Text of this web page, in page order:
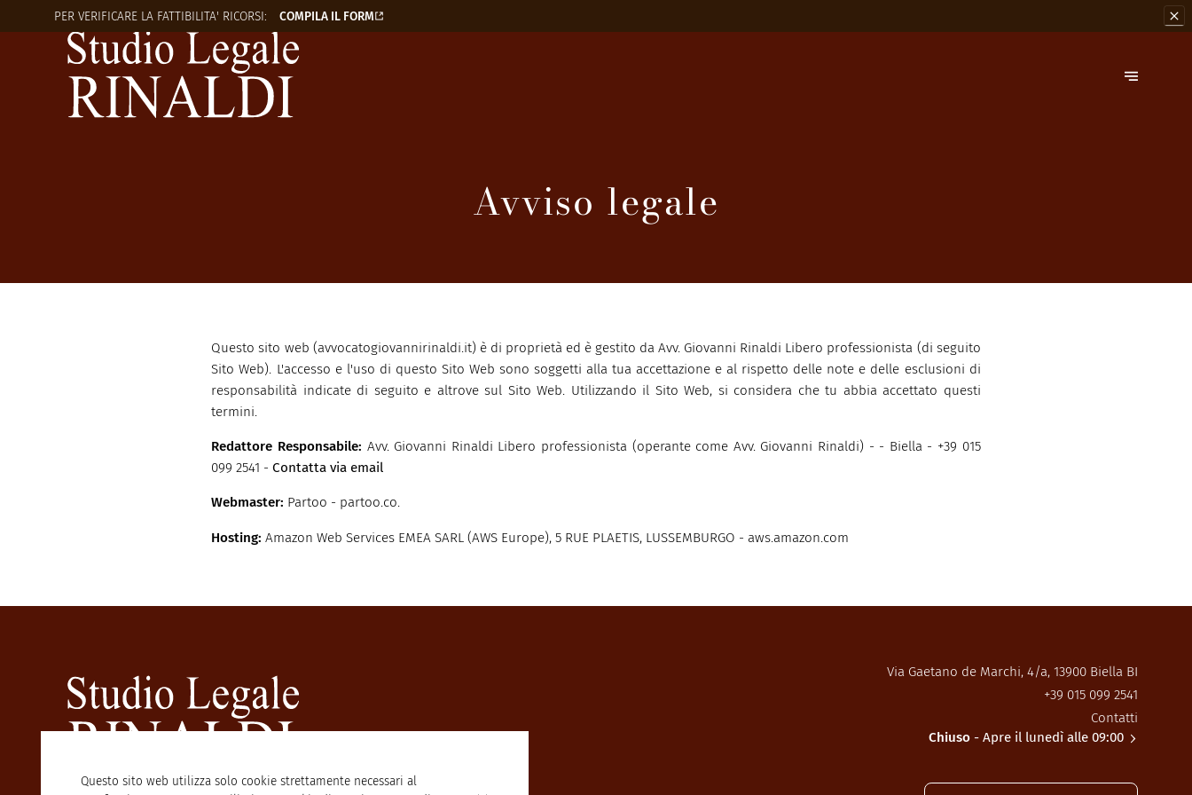
PER VERIFICARE LA FATTIBILITA' RICORSI: COMPILA IL FORM
Avviso legale
Questo sito web (avvocatogiovannirinaldi.it) è di proprietà ed è gestito da Avv. Giovanni Rinaldi Libero professionista (di seguito
Sito Web). L'accesso e l'uso di questo Sito Web sono soggetti alla tua accettazione e al rispetto delle note e delle esclusioni di
responsabilità indicate di seguito e altrove sul Sito Web. Utilizzando il Sito Web, si considera che tu abbia accettato questi
termini.
Redattore Responsabile: Avv. Giovanni Rinaldi Libero professionista (operante come Avv. Giovanni Rinaldi) - - Biella - +39 015
099 2541 -Contatta via email
Webmaster: Partoo - partoo.co.
Hosting:Amazon Web Services EMEA SARL (AWS Europe), 5 RUE PLAETIS, LUSSEMBURGO - aws.amazon.com
Via Gaetano de Marchi, 4/a, 13900 Biella BI
+39 015 099 2541
Contatti
Chiuso- Apre il lunedì alle 09:00
Questo sito web utilizza solo cookie strettamente necessari al